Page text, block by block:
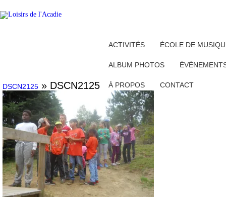
ACTIVITÉS ÉCOLE DE
ALBUM PHOTOS
À PROPOS CONTACT
DSCN2125 » DSCN2125